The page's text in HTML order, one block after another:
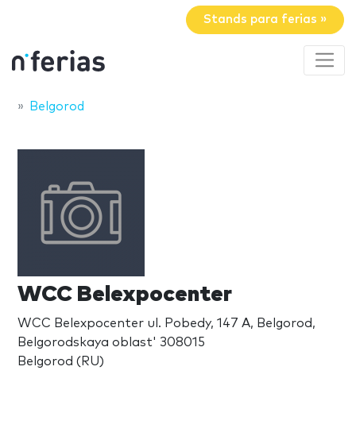
Stands para ferias »
Belgorod
WCC Belexpocenter
WCC Belexpocenter ul. Pobedy, 147 A, Belgorod,
Belgorodskaya oblast' 308015
Belgorod (RU)